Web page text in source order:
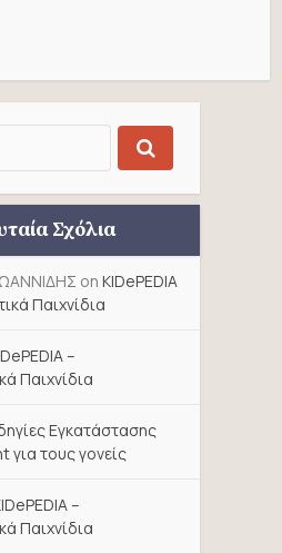
Σχόλια
on KIDePEDIA
Παιχνίδια
–
Παιχνίδια
Εγκατάστασης
για τους γονείς
–
Παιχνίδια